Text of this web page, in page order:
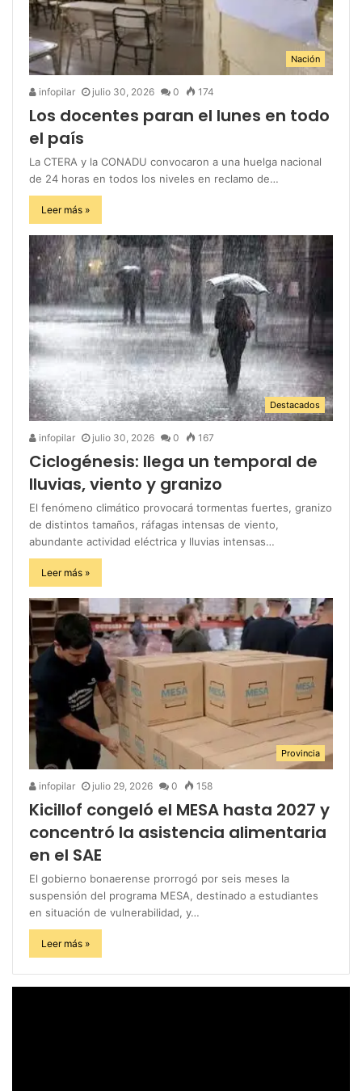
Nación
infopilar julio 30, 2026 0 174
Los docentes paran el lunes en todo
el país
La CTERA y la CONADU convocaron a una huelga nacional
de 24 horas en todos los niveles en reclamo de…
Leer más »
Destacados
infopilar julio 30, 2026 0 167
Ciclogénesis: llega un temporal de
lluvias, viento y granizo
El fenómeno climático provocará tormentas fuertes, granizo
de distintos tamaños, ráfagas intensas de viento,
abundante actividad eléctrica y lluvias intensas…
Leer más »
Provincia
infopilar julio 29, 2026 0 158
Kicillof congeló el MESA hasta 2027 y
concentró la asistencia alimentaria
en el SAE
El gobierno bonaerense prorrogó por seis meses la
suspensión del programa MESA, destinado a estudiantes
en situación de vulnerabilidad, y…
Leer más »